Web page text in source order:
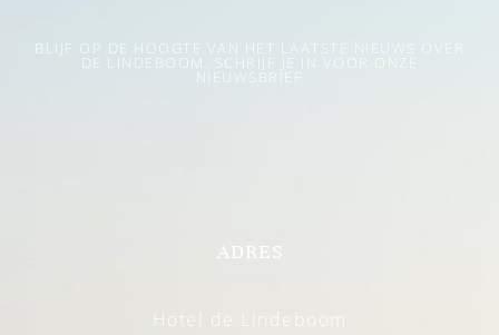
BLIJF OP DE HOOGTE VAN HET LAATSTE NIEUWS OVER
DE LINDEBOOM. SCHRIJF JE IN VOOR ONZE
NIEUWSBRIEF
ADRES
Hotel de Lindeboom